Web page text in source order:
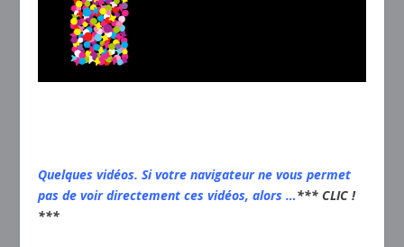
Quelques vidéos. Si votre navigateur ne vous permet
pas de voir directement ces vidéos, alors …*** CLIC !
***